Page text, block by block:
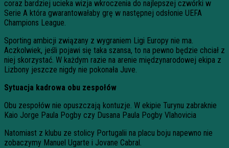
coraz bardziej ucieka wizja wkroczenia do najlepszej czwórki w
Serie A która gwarantowałaby grę w następnej odsłonie UEFA
Champions League.
Sporting ambicji związany z wygraniem Ligi Europy nie ma.
Aczkolwiek, jeśli pojawi się taka szansa, to na pewno będzie chciał z
niej skorzystać. W każdym razie na arenie międzynarodowej ekipa z
Lizbony jeszcze nigdy nie pokonała Juve.
Sytuacja kadrowa obu zespołów
Obu zespołów nie opuszczają kontuzje. W ekipie Turynu zabraknie
Kaio Jorge Paula Pogby czy Dusana Paula Pogby Vlahovicia
Natomiast z klubu ze stolicy Portugalii na placu boju napewno nie
zobaczymy Manuel Ugarte i Jovane Cabral.